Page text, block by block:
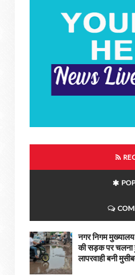
नगर निगम मुख्यालय
की सड़क पर चलना
लापरवाही बनी